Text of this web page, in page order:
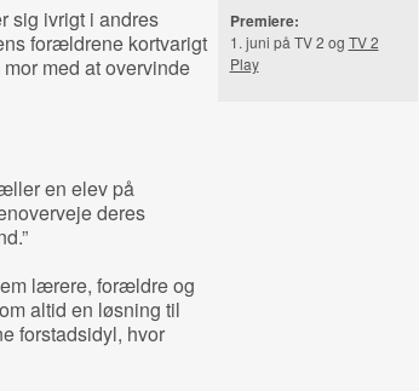
sig ivrigt i andres
forældrene kortvarigt
med at overvinde
en elev på
deres
lærere, forældre og
altid en løsning til
forstadsidyl, hvor
Premiere:
1. juni på TV 2 og TV 2
Play